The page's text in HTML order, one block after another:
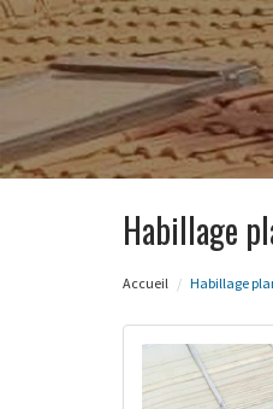
Habillage
Accueil Habillage